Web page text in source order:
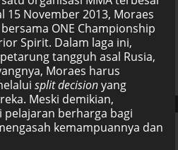
15 November 2013, Moraes
ONE Championship
Spirit. Dalam laga ini,
tangguh asal Rusia,
Moraes harus
split decisionyang
Meski demikian,
pelajaran berharga bagi
kemampuannya dan